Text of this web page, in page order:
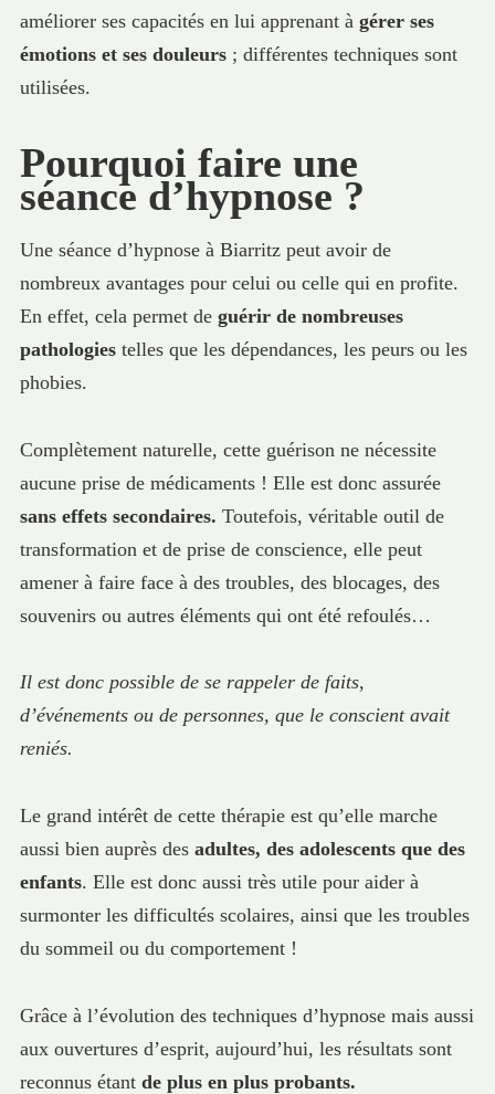
améliorer ses capacités en lui apprenant à gérer ses
émotions et ses douleurs; différentes techniques sont
utilisées.
Pourquoi faire une
séance d’hypnose ?
Une séance d’hypnose à Biarritz peut avoir de
nombreux avantages pour celui ou celle qui en profite.
En effet, cela permet de guérir de nombreuses
pathologies telles que les dépendances, les peurs ou les
phobies.
Complètement naturelle, cette guérison ne nécessite
aucune prise de médicaments ! Elle est donc assurée
sans effets secondaires. Toutefois, véritable outil de
transformation et de prise de conscience, elle peut
amener à faire face à des troubles, des blocages, des
souvenirs ou autres éléments qui ont été refoulés…
Il est donc possible de se rappeler de faits,
d’événements ou de personnes, que le conscient avait
reniés.
Le grand intérêt de cette thérapie est qu’elle marche
aussi bien auprès des adultes, des adolescents que des
enfants. Elle est donc aussi très utile pour aider à
surmonter les difficultés scolaires, ainsi que les troubles
du sommeil ou du comportement !
Grâce à l’évolution des techniques d’hypnose mais aussi
aux ouvertures d’esprit, aujourd’hui, les résultats sont
reconnus étant de plus en plus probants.